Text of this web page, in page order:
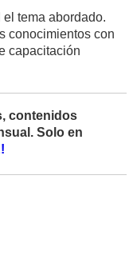
tema abordado.
conocimientos con
capacitación
contenidos
Solo en